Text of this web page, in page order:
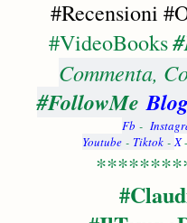
#Recensioni
#VideoBooks
Commenta,
#FollowMe
Fb -
Youtube- Tiktok- X